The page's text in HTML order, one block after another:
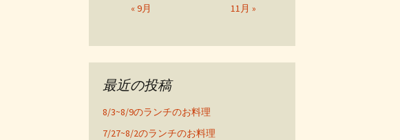
« 9月 11月 »
最近の投稿
8/3~8/9のランチのお料理
7/27~8/2のランチのお料理